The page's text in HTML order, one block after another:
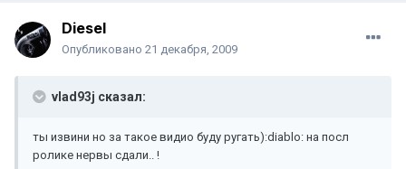
Diesel
Опубликовано 21 декабря, 2009
vlad93j сказал:
ты извини но за такое видио буду ругать):diablo: на посл
ролике нервы сдали.. !